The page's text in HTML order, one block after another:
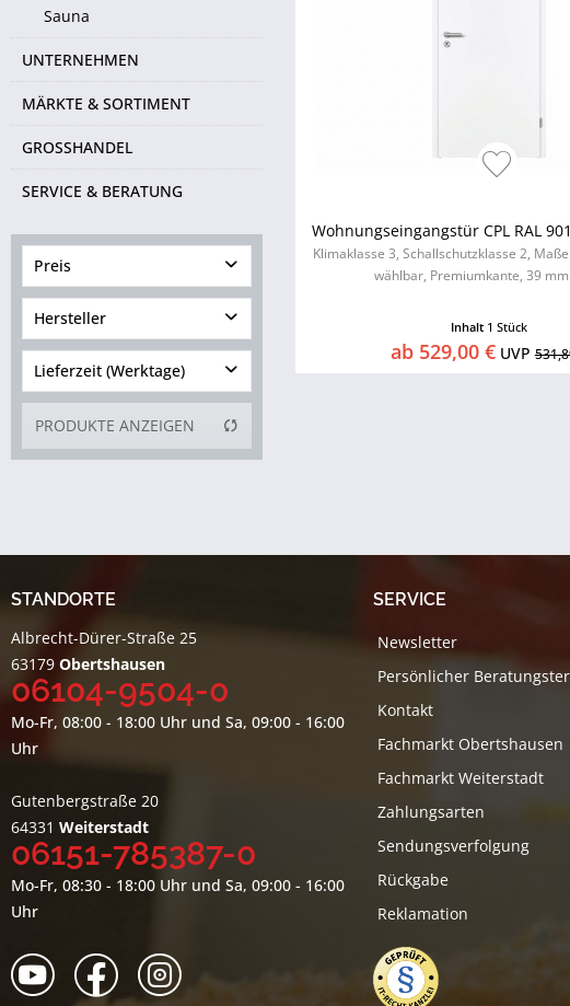
Sauna
UNTERNEHMEN
MÄRKTE & SORTIMENT
GROSSHANDEL
SERVICE & BERATUNG
Preis
von359,00 € bis559,00 €
Hersteller
Lieferzeit (Werktage)
4 bis 6
10 bis 15
PRODUKTE ANZEIGEN
Wohnungseingangstür CPL RAL
Klimaklasse 3, Schallschutzklasse 2,
wählbar, Premiumkante, 39
Inhalt 1 Stück
ab 529,00 €UVP
STANDORTE
Albrecht-Dürer-Straße 25
63179 Obertshausen
06104-9504-0
Mo-Fr, 08:00 - 18:00 Uhr und Sa, 09:00 - 16:00
Uhr
Gutenbergstraße 20
64331 Weiterstadt
06151-785387-0
Mo-Fr, 08:30 - 18:00 Uhr und Sa, 09:00 - 16:00
Uhr
SERVICE
Newsletter
Persönlicher
Kontakt
Fachmarkt Obertshausen
Fachmarkt Weiterstadt
Zahlungsarten
Sendungsverfolgung
Rückgabe
Reklamation